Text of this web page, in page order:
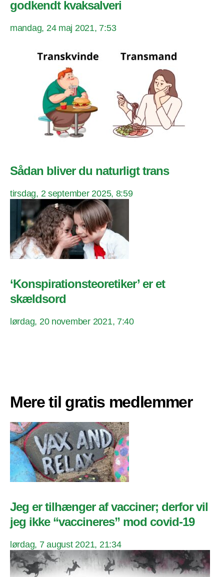
godkendt kvaksalveri
mandag, 24 maj 2021, 7:53
Sådan bliver du naturligt trans
tirsdag, 2 september 2025, 8:59
‘Konspirationsteoretiker’ er et
skældsord
lørdag, 20 november 2021, 7:40
Mere til gratis medlemmer
Jeg er tilhænger af vacciner; derfor vil
jeg ikke “vaccineres” mod covid-19
lørdag, 7 august 2021, 21:34